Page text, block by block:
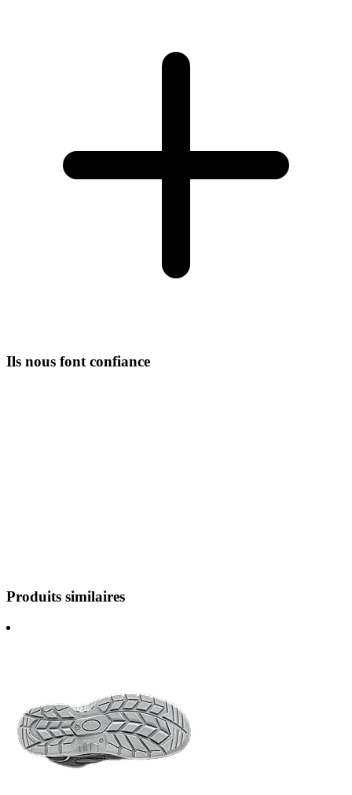
Ils nous font confiance
Produits similaires